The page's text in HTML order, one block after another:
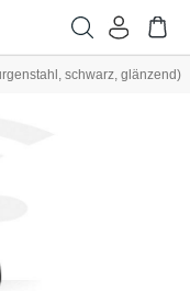
schwarz, glänzend)